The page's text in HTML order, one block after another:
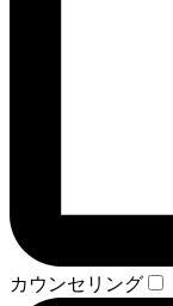
カウンセリング